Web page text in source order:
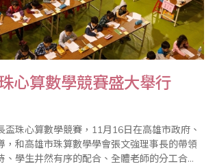
心算數學競賽盛大舉行
盃珠心算數學競賽，11月16日在高雄市政府、
，和高雄市珠算數學學會張文強理事長的帶領
、學生井然有序的配合、全體老師的分工合